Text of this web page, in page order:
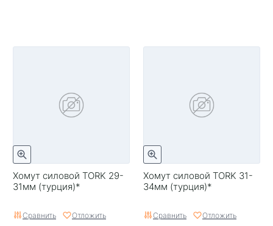
Хомут силовой TORK 29-
31мм (турция)*
Сравнить Отложить
Хомут силовой TORK 31-
34мм (турция)*
Сравнить Отложить